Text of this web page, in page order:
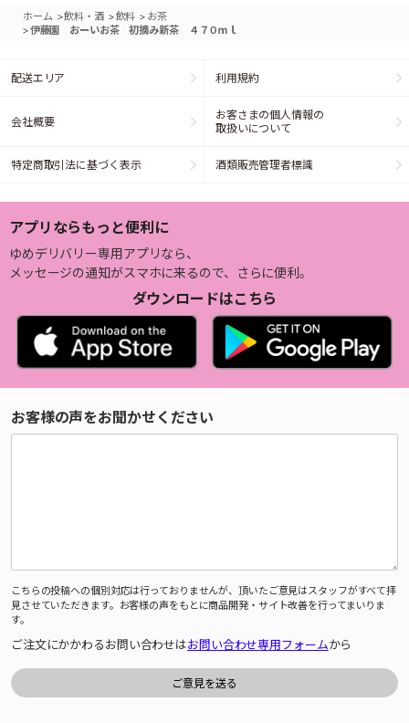
ホーム >飲料・酒 >飲料 > お茶
>伊藤園 おーいお茶 初摘み新茶 ４７０ｍｌ
配送エリア 利用規約
会社概要
お客さまの個人情報の
取扱いについて
特定商取引法に基づく表示 酒類販売管理者標識
アプリならもっと便利に
ゆめデリバリー専用アプリなら、
メッセージの通知がスマホに来るので、さらに便利。
ダウンロードはこちら
お客様の声をお聞かせください
こちらの投稿への個別対応は行っておりませんが、頂いたご意見はスタッフがすべて拝
見させていただきます。お客様の声をもとに商品開発・サイト改善を行ってまいりま
す。
ご注文にかかわるお問い合わせはお問い合わせ専用フォームから